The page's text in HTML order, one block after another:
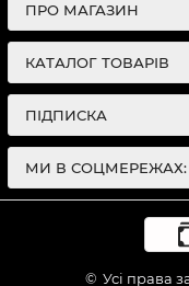
ПРО МАГАЗИН
КАТАЛОГ ТОВАРІВ
ПІДПИСКА
МИ В СОЦМЕРЕЖАХ:
© Усі права